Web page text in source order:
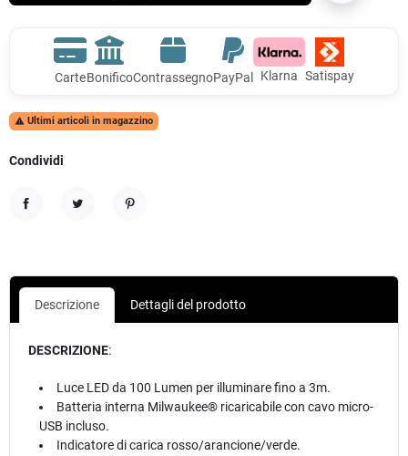
CarteBonificoContrassegnoPayPal Klarna Satispay
 Ultimi articoli in magazzino
Condividi
Descrizione Dettagli del prodotto
DESCRIZIONE:
Luce LED da 100 Lumen per illuminare fino a 3m.
Batteria interna Milwaukee® ricaricabile con cavo micro-
USB incluso.
Indicatore di carica rosso/arancione/verde.